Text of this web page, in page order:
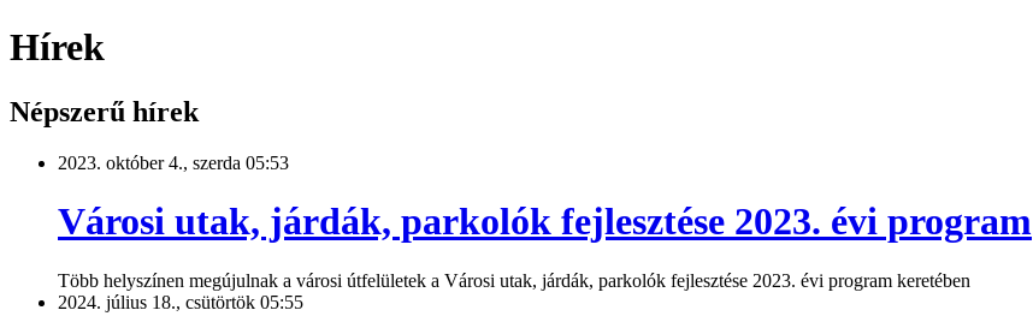
Hírek
Népszerű hírek
2023. október 4., szerda 05:53
Városi utak, járdák, parkolók fejlesztése 2023. évi program
Több helyszínen megújulnak a városi útfelületek a Városi utak, járdák, parkolók fejlesztése 2023. évi program keretében
2024. július 18., csütörtök 05:55